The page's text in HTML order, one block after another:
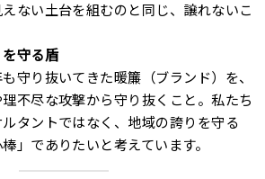
ない土台を組むのと同じ、譲れないこ
守る盾
守り抜いてきた暖簾（ブランド）を、
不尽な攻撃から守り抜くこと。私たち
タントではなく、地域の誇りを守る
」でありたいと考えています。